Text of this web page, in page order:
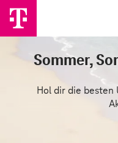
Sommer,
Hol dir die